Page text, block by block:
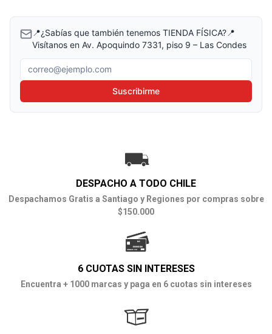
📍¿Sabías que también tenemos TIENDA FÍSICA?📍
Visítanos en Av. Apoquindo 7331, piso 9 – Las Condes
Correo electrónico
Suscribirme
DESPACHO A TODO CHILE
Despachamos Gratis a Santiago y Regiones por compras sobre
$150.000
6 CUOTAS SIN INTERESES
Encuentra + 1000 marcas y paga en 6 cuotas sin intereses